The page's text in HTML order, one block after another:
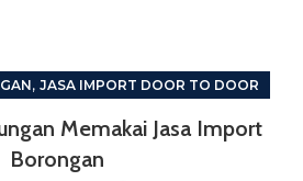
, JASA IMPORT DOOR TO DOOR
Memakai Jasa Import
Borongan